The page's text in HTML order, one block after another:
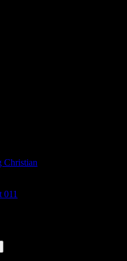
Christian
011